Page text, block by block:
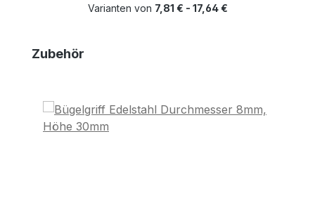
Varianten von 7,81 € - 17,64 €
Produktgalerie überspringen
Zubehör